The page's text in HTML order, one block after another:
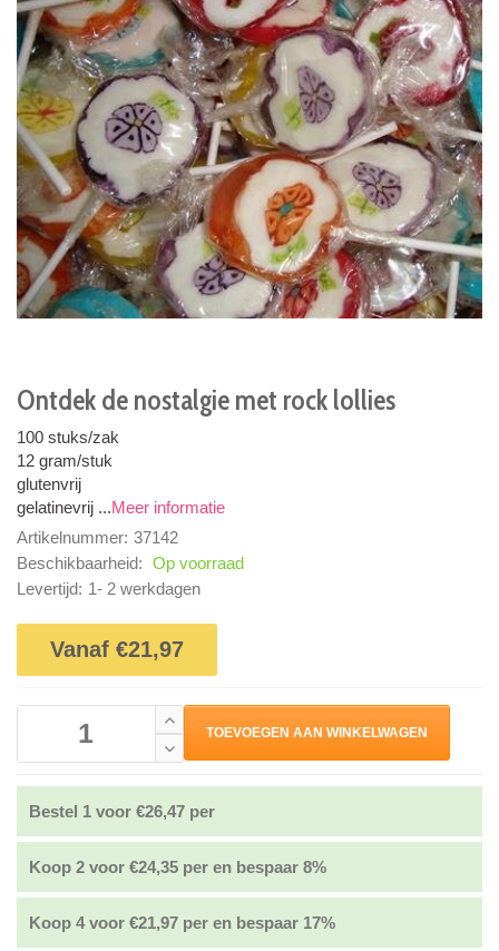
Ontdek de nostalgie met rock lollies
100 stuks/zak
12 gram/stuk
glutenvrij
gelatinevrij ...Meer informatie
Artikelnummer: 37142
Beschikbaarheid: Op voorraad
Levertijd: 1- 2 werkdagen
Vanaf €21,97
TOEVOEGEN AAN WINKELWAGEN
Bestel 1 voor €26,47 per
Koop 2 voor €24,35 per en bespaar 8%
Koop 4 voor €21,97 per en bespaar 17%